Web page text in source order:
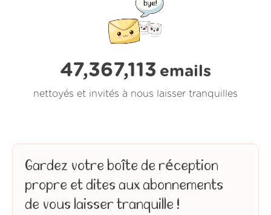
47,367,114 emails
nettoyés et invités à nous laisser tranquilles
Gardez votre boîte de réception
propre et dites aux abonnements
de vous laisser tranquille !